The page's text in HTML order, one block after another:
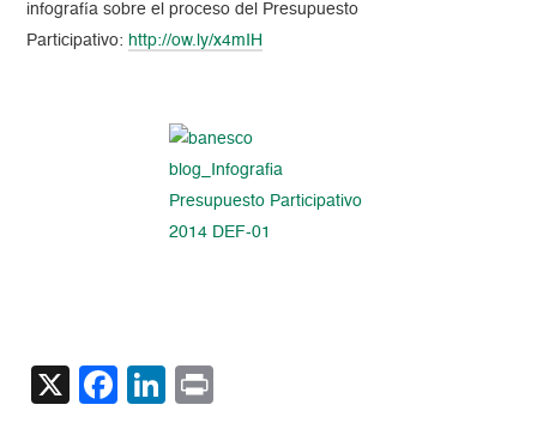
infografía sobre el proceso del Presupuesto
Participativo: http://ow.ly/x4mIH
X Facebook
LinkedIn